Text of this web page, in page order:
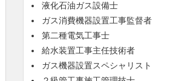
液化石油ガス設備士
ガス消費機器設置工事監督者
第二種電気工事士
給水装置工事主任技術者
ガス機器設置スペシャリスト